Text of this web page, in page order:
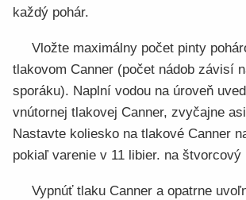
každý pohár.
Vložte maximálny počet pinty
tlakovom Canner (počet nádob závisí
sporáku). Naplní vodou na úroveň
vnútornej tlakovej Canner, zvyčajne
Nastavte koliesko na tlakové Canner
pokiaľ varenie v 11 libier. na štvorcový
Vypnúť tlaku Canner a opatrne